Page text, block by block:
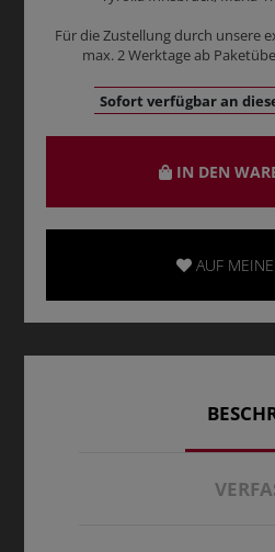
Für die Zustellung durch unsere
max. 2 Werktage ab
Sofort verfügbar an
IN DEN
AUF MEINE